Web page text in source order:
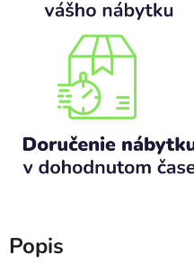
Popis